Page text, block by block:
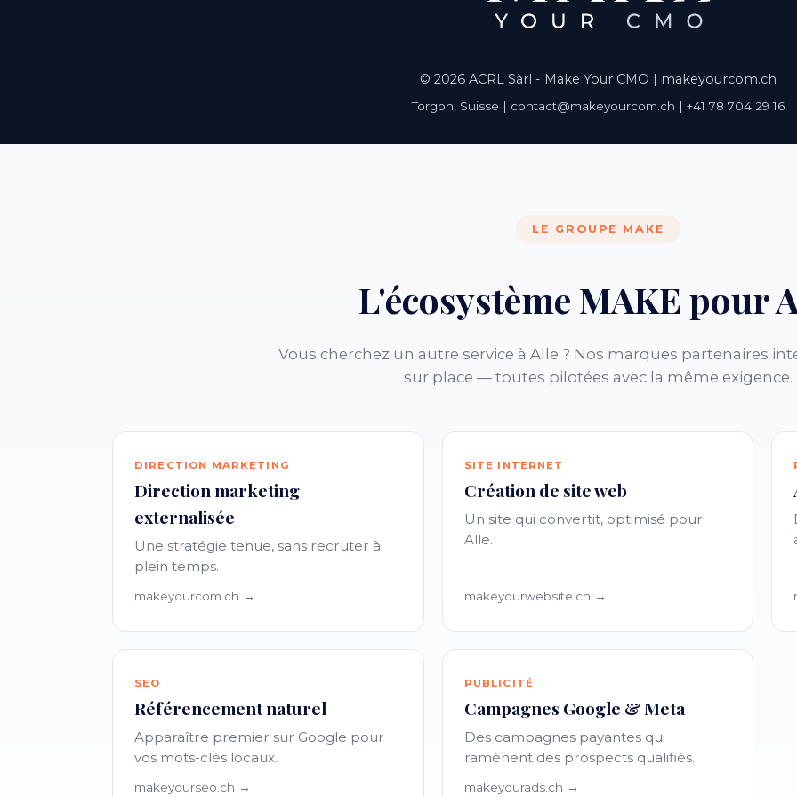
© 2026 ACRL Sàrl - Make Your CMO | makeyourcom.ch
Torgon, Suisse | contact@makeyourcom.ch | +41 78 704 29 16
LE GROUPE MAKE
L'écosystème MAKE pour
Vous cherchez un autre service à Alle ? Nos marques partenaires
sur place — toutes pilotées avec la même exigence.
DIRECTION MARKETING
Direction marketing
externalisée
Une stratégie tenue, sans recruter à
plein temps.
makeyourcom.ch →
SITE INTERNET
Création de site web
Un site qui convertit, optimisé pour
Alle.
makeyourwebsite.ch →
SEO
Référencement naturel
Apparaître premier sur Google pour
vos mots-clés locaux.
makeyourseo.ch →
PUBLICITÉ
Campagnes Google & Meta
Des campagnes payantes qui
ramènent des prospects qualifiés.
makeyourads.ch →